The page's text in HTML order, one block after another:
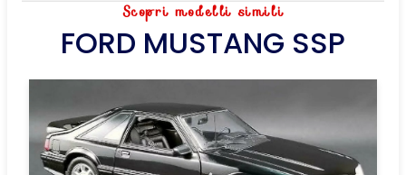
Scopri modelli simili
FORD MUSTANG SSP